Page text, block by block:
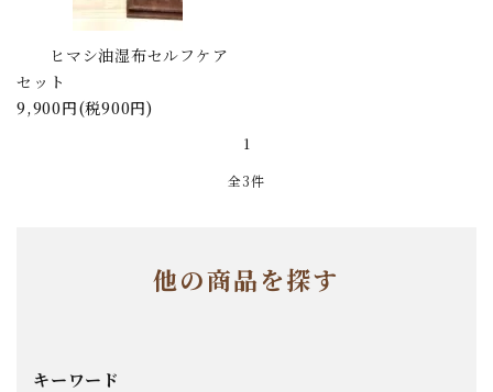
ACCOUNT MENU
meeting_room ログイン
ヒマシ油湿布セルフケア
セット
9,900円(税900円)
1
全3件
他の商品を探す
キーワード